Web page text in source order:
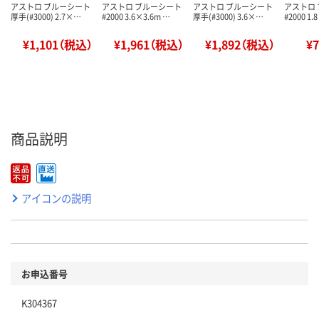
アストロ ブルーシート
厚手(#3000) 2.7×…
¥1,101（税込）
アストロ ブルーシート
#2000 3.6×3.6m …
¥1,961（税込）
アストロ ブルーシート
厚手(#3000) 3.6×…
¥1,892（税込）
アストロ
#2000
商品説明
アイコンの説明
お申込番号
K304367